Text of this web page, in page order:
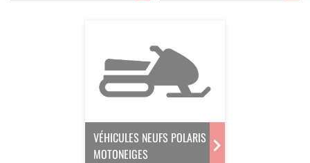
VÉHICULES NEUFS POLARIS
MOTONEIGES